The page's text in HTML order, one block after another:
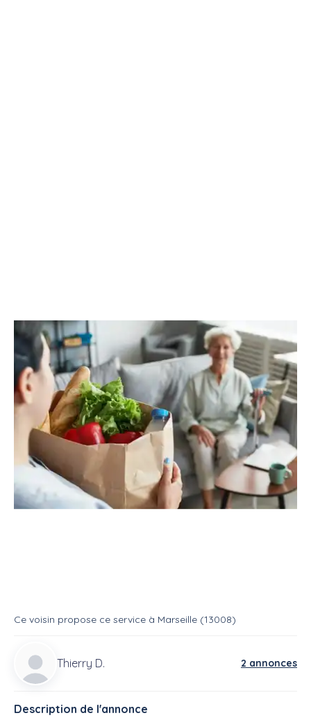
Service Services divers Aide aux courses
Particulier propose aide aux
courses .
Service Aide aux courses
Ce voisin propose ce service à Marseille (13008)
Thierry D. 2 annonces
Description de l'annonce